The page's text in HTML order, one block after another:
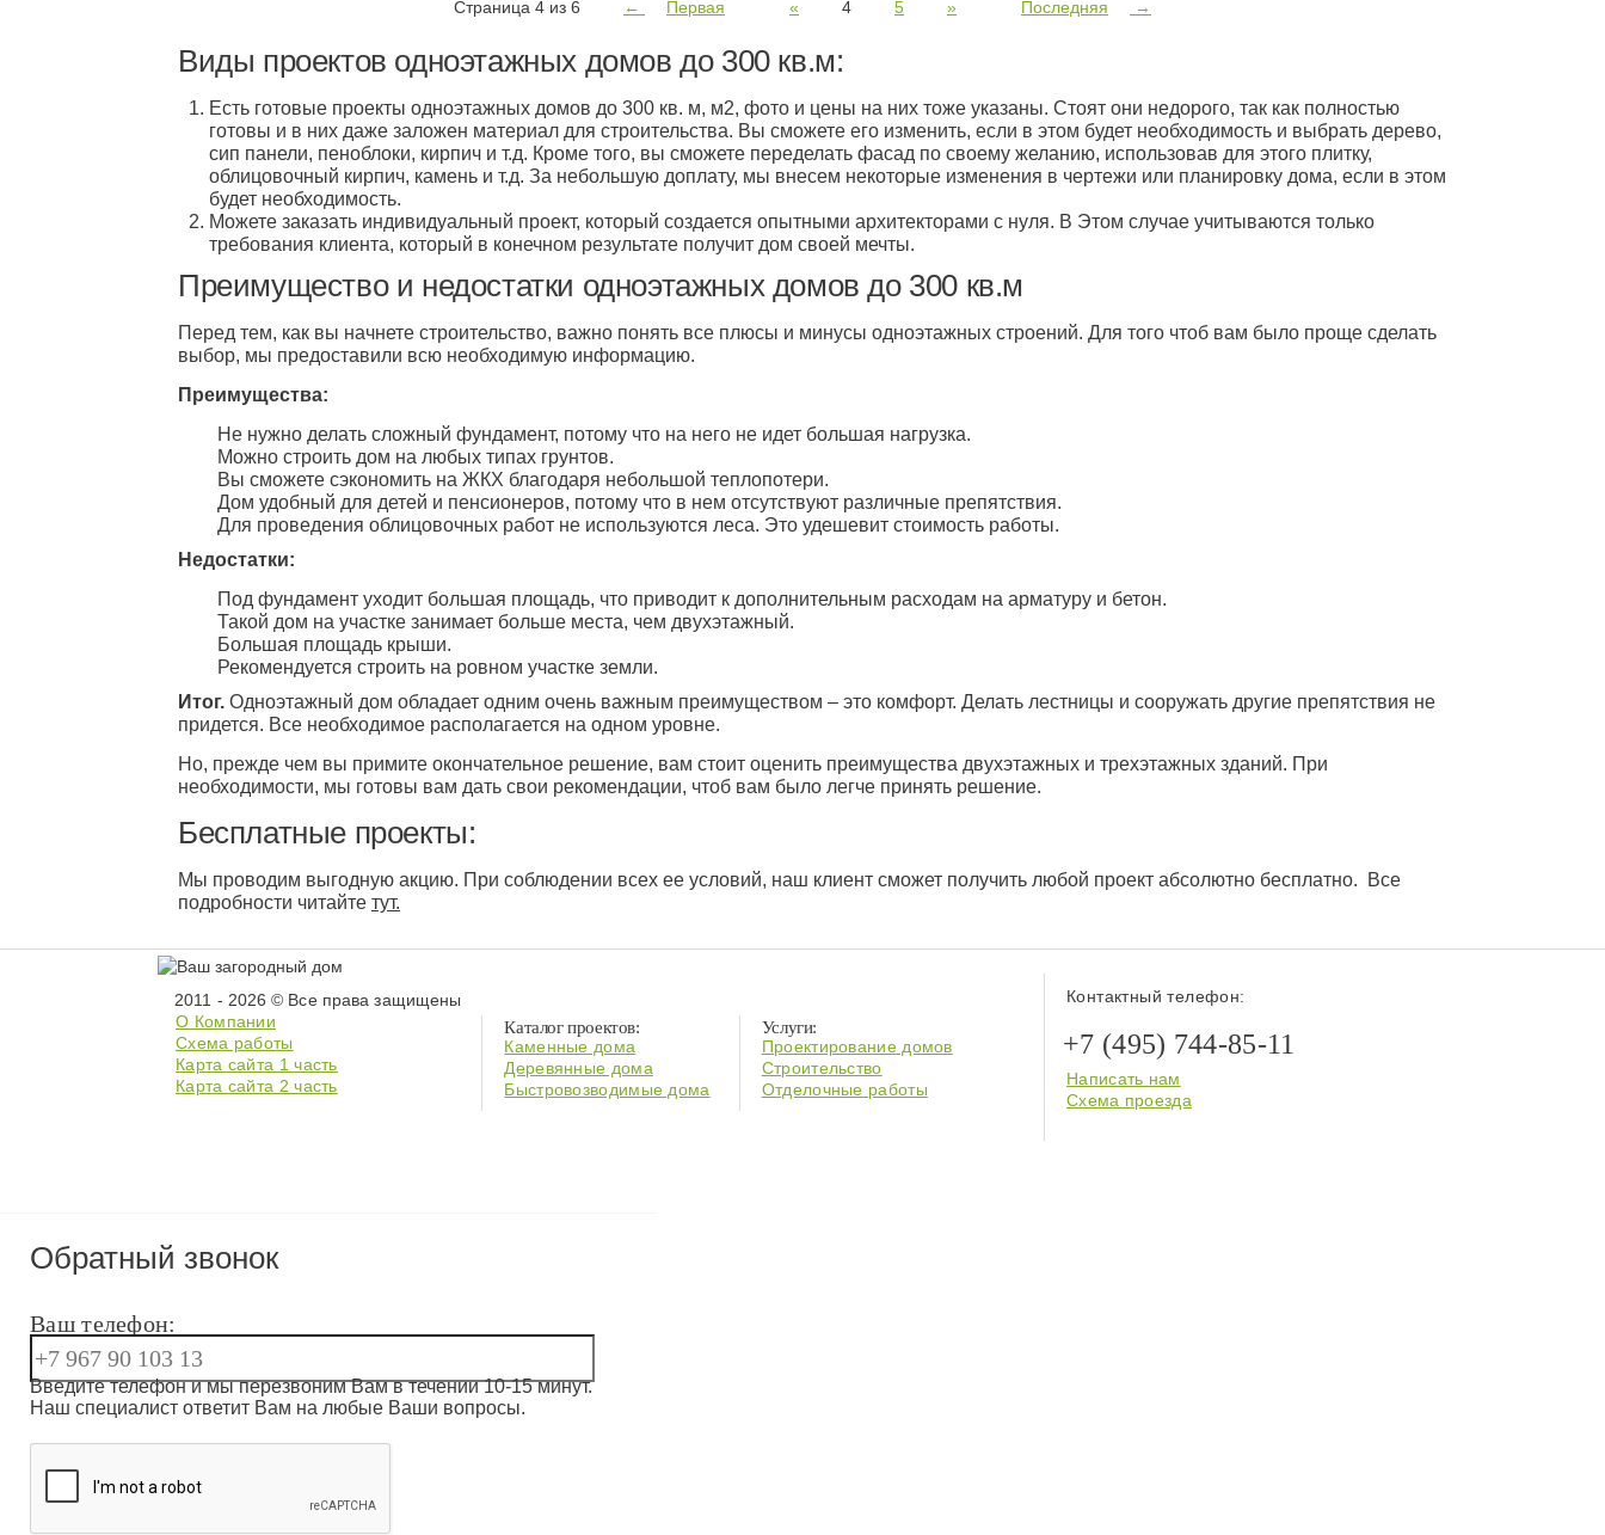
Страница 4 из 6 ← Первая « 4 5 » Последняя →
Виды проектов одноэтажных домов до 300 кв.м:
Есть готовые проекты одноэтажных домов до 300 кв. м, м2, фото и цены на них тоже указаны. Стоят они недорого, так как полностью
готовы и в них даже заложен материал для строительства. Вы сможете его изменить, если в этом будет необходимость и выбрать дерево,
сип панели, пеноблоки, кирпич и т.д. Кроме того, вы сможете переделать фасад по своему желанию, использовав для этого плитку,
облицовочный кирпич, камень и т.д. За небольшую доплату, мы внесем некоторые изменения в чертежи или планировку дома, если в этом
будет необходимость.
Можете заказать индивидуальный проект, который создается опытными архитекторами с нуля. В Этом случае учитываются только
требования клиента, который в конечном результате получит дом своей мечты.
Преимущество и недостатки одноэтажных домов до 300 кв.м
Перед тем, как вы начнете строительство, важно понять все плюсы и минусы одноэтажных строений. Для того чтоб вам было проще сделать
выбор, мы предоставили всю необходимую информацию.
Преимущества:
Не нужно делать сложный фундамент, потому что на него не идет большая нагрузка.
Можно строить дом на любых типах грунтов.
Вы сможете сэкономить на ЖКХ благодаря небольшой теплопотери.
Дом удобный для детей и пенсионеров, потому что в нем отсутствуют различные препятствия.
Для проведения облицовочных работ не используются леса. Это удешевит стоимость работы.
Недостатки:
Под фундамент уходит большая площадь, что приводит к дополнительным расходам на арматуру и бетон.
Такой дом на участке занимает больше места, чем двухэтажный.
Большая площадь крыши.
Рекомендуется строить на ровном участке земли.
Итог. Одноэтажный дом обладает одним очень важным преимуществом – это комфорт. Делать лестницы и сооружать другие препятствия не
придется. Все необходимое располагается на одном уровне.
Но, прежде чем вы примите окончательное решение, вам стоит оценить преимущества двухэтажных и трехэтажных зданий. При
необходимости, мы готовы вам дать свои рекомендации, чтоб вам было легче принять решение.
Бесплатные проекты:
Мы проводим выгодную акцию. При соблюдении всех ее условий, наш клиент сможет получить любой проект абсолютно бесплатно. Все
подробности читайте тут.
2011 - 2026 © Все права защищены
О Компании
Схема работы
Карта сайта 1 часть
Карта сайта 2 часть
Каталог проектов:
Каменные дома
Деревянные дома
Быстровозводимые дома
Услуги:
Проектирование домов
Строительство
Отделочные работы
Контактный телефон:
+7 (495) 744-85-11
Написать нам
Схема проезда
Обратный звонок
Ваш телефон:
Введите телефон и мы перезвоним Вам в течении 10-15 минут.
Наш специалист ответит Вам на любые Ваши вопросы.